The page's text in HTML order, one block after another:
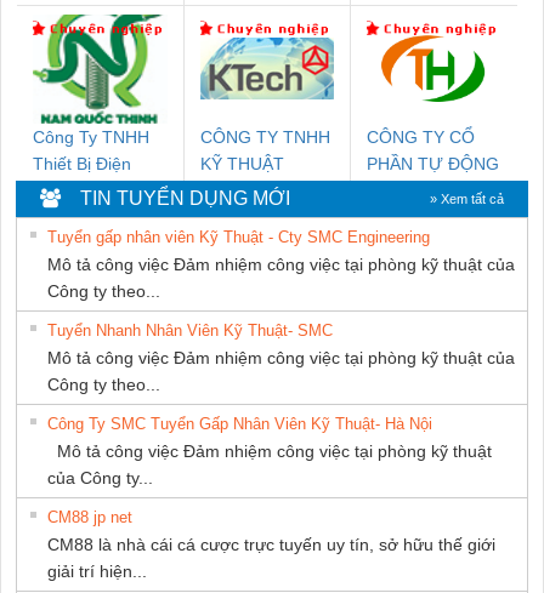
THIÊN ÂN VIỆT
NAM
SUPPLY
THƯỢNG ĐÌNH
Công Ty TNHH
Thiết Bị Điện
Nam Quốc Thịnh
CÔNG TY TNHH
KỸ THUẬT
KTECH VIỆT
NAM
CÔNG TY CỔ
PHẦN TỰ ĐỘNG
TIẾN HƯNG
TIN TUYỂN DỤNG MỚI » Xem tất cả
Tuyển gấp nhân viên Kỹ Thuật - Cty SMC Engineering
Mô tả công việc Đảm nhiệm công việc tại phòng kỹ thuật của
Công ty theo...
Tuyển Nhanh Nhân Viên Kỹ Thuật- SMC
Mô tả công việc Đảm nhiệm công việc tại phòng kỹ thuật của
Công ty theo...
Công Ty SMC Tuyển Gấp Nhân Viên Kỹ Thuật- Hà Nội
Mô tả công việc Đảm nhiệm công việc tại phòng kỹ thuật
của Công ty...
CM88 jp net
CM88 là nhà cái cá cược trực tuyến uy tín, sở hữu thế giới
giải trí hiện...